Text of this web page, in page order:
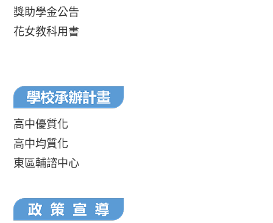
獎助學金公告
花女教科用書
高中優質化
高中均質化
東區輔諮中心